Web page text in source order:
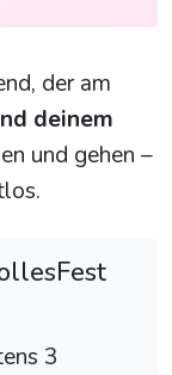
der am
deinem
und gehen –
3